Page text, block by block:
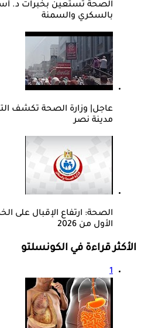
الصحة تستعين بخبرات د.
بالسكري والسمنة
عاجل| وزارة الصحة تكشف
مدينة نصر
الأول من 2026
الأكثر قراءة في الكونسلتو
1